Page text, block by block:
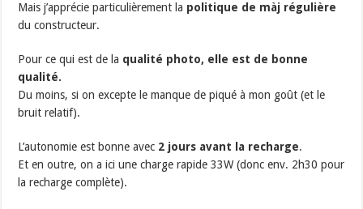
Mais j’apprécie particulièrement la politique de màj régulière
du constructeur.
Pour ce qui est de la qualité photo, elle est de bonne
qualité.
Du moins, si on excepte le manque de piqué à mon goût (et le
bruit relatif).
L’autonomie est bonne avec 2 jours avant la recharge.
Et en outre, on a ici une charge rapide 33W (donc env. 2h30 pour
la recharge complète).